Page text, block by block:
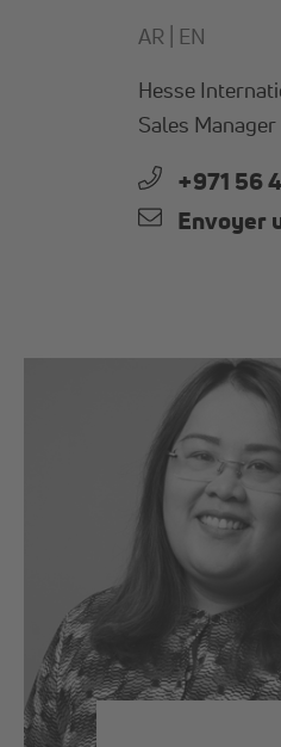
AR | EN
Hesse
Sales Manager
+971 56
Envoyer